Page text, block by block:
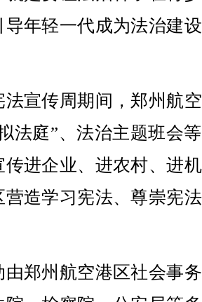
导年轻一代成为法治建
传周期间，郑州航
法庭”、法治主题班会
传进企业、进农村、进
营造学习宪法、尊崇宪
州航空港区社会事